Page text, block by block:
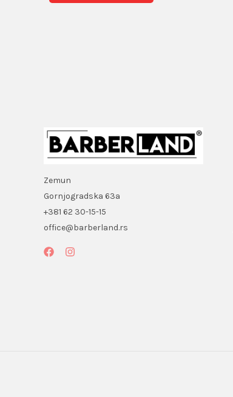
Zemun
Gornjogradska 63a
+381 62 30-15-15
office@barberland.rs